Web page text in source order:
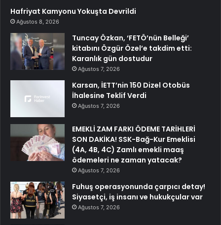
Hafriyat Kamyonu Yokuşta Devrildi
Ağustos 8, 2026
Tuncay Özkan, ‘FETÖ’nün Belleği’
kitabını Özgür Özel’e takdim etti:
Karanlık gün dostudur
Ağustos 7, 2026
Karsan, İETT’nin 150 Dizel Otobüs
İhalesine Teklif Verdi
Ağustos 7, 2026
EMEKLİ ZAM FARKI ÖDEME TARİHLERİ
SON DAKİKA! SSK-Bağ-Kur Emeklisi
(4A, 4B, 4C) Zamlı emekli maaş
ödemeleri ne zaman yatacak?
Ağustos 7, 2026
Fuhuş operasyonunda çarpıcı detay!
Siyasetçi, iş insanı ve hukukçular var
Ağustos 7, 2026